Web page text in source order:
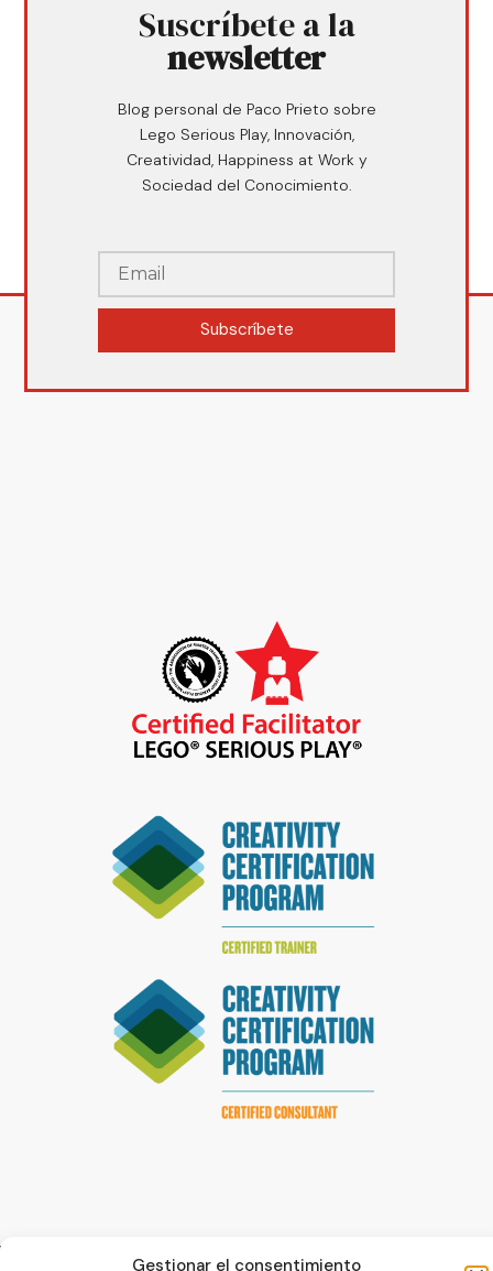
Gestionar el consentimiento
Suscríbete a la
newsletter
Blog personal de Paco Prieto sobre
Lego Serious Play, Innovación,
Creatividad, Happiness at Work y
Sociedad del Conocimiento.
Subscríbete